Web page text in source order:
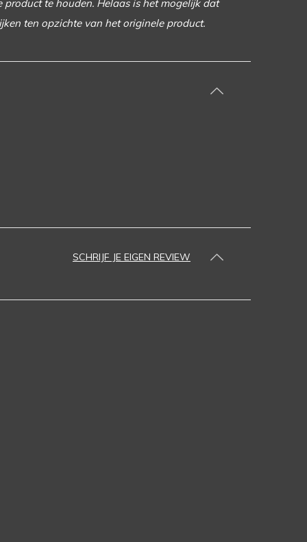
te houden. Helaas is het mogelijk dat
ten opzichte van het originele product.
SCHRIJF JE EIGEN REVIEW